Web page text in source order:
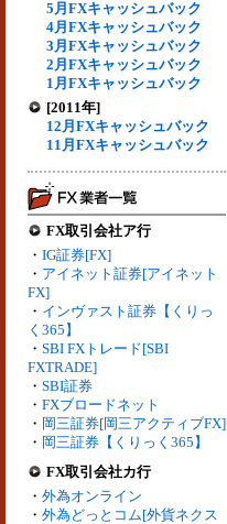
5月FXキャッシュバック
4月FXキャッシュバック
3月FXキャッシュバック
2月FXキャッシュバック
1月FXキャッシュバック
[2011年]
12月FXキャッシュバック
11月FXキャッシュバック
FX取引会社ア行
・ IG証券[FX]
・ アイネット証券[アイネット
FX]
・ インヴァスト証券【くりっ
く365】
・ SBI FXトレード[SBI
FXTRADE]
・ SBI証券
・ FXブロードネット
・ 岡三証券[岡三アクティブFX]
・ 岡三証券【くりっく365】
FX取引会社カ行
・ 外為オンライン
・ 外為どっとコム[外貨ネクス